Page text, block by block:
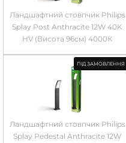
Ландшафтний стовпчик Philips
Splay Post Anthracite 12W 40K
HV (Висота 96см) 4000К
ПІД ЗАМОВЛЕННЯ
Ландшафтний стовпчик Philips
Splay Pedestal Anthracite 12W